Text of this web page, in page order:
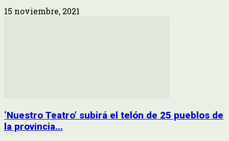
15 noviembre, 2021
‘Nuestro Teatro’ subirá el telón de 25 pueblos de
la provincia...